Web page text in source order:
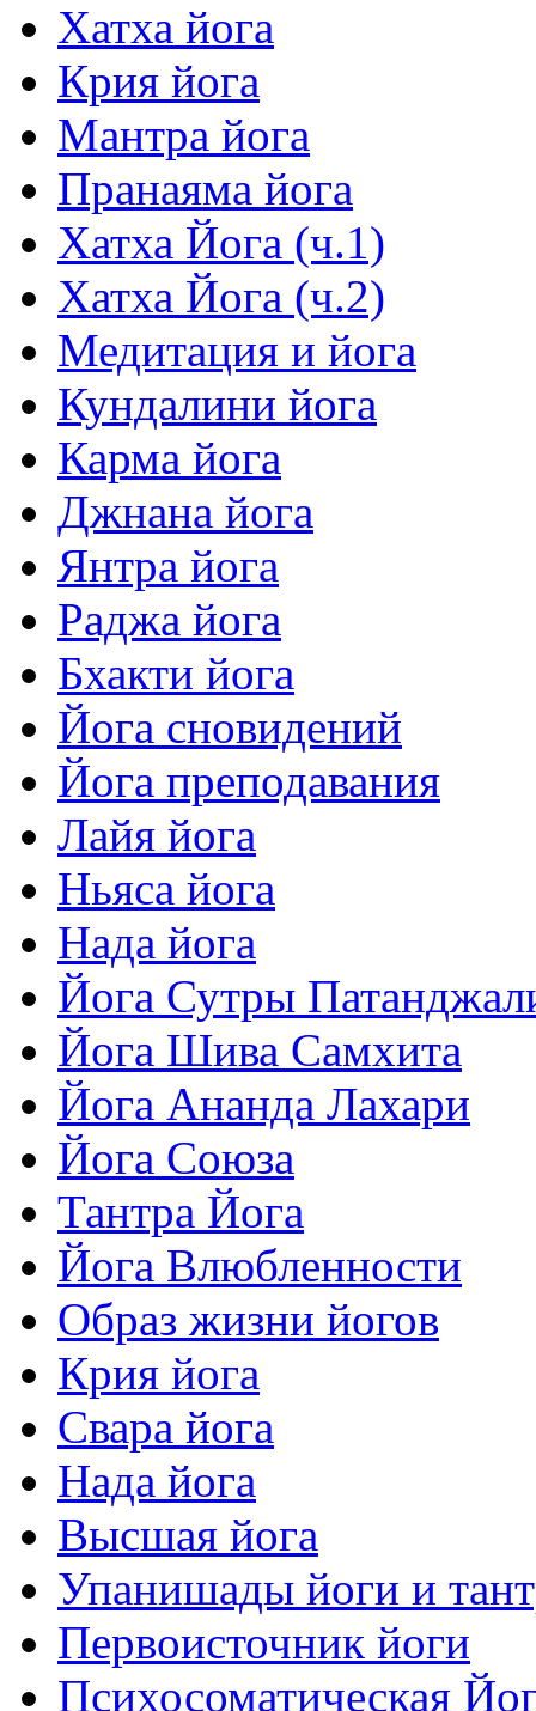
Хатха йога
Крия йога
Мантра йога
Пранаяма йога
Хатха Йога (ч.1)
Хатха Йога (ч.2)
Медитация и йога
Кундалини йога
Карма йога
Джнана йога
Янтра йога
Раджа йога
Бхакти йога
Йога сновидений
Йога преподавания
Лайя йога
Ньяса йога
Нада йога
Йога Сутры
Йога Шива Самхита
Йога Ананда Лахари
Йога Союза
Тантра Йога
Йога Влюбленности
Образ жизни йогов
Крия йога
Свара йога
Нада йога
Высшая йога
Упанишады йоги и
Первоисточник йоги
Психосоматическая